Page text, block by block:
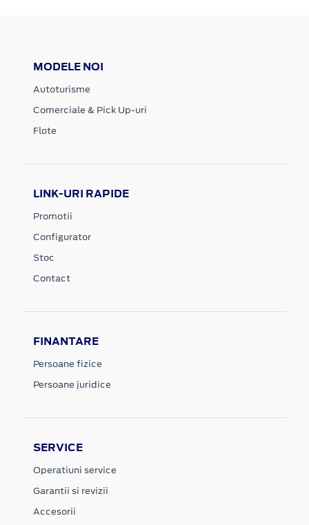
MODELE NOI
Autoturisme
Comerciale & Pick Up-uri
Flote
LINK-URI RAPIDE
Promotii
Configurator
Stoc
Contact
FINANTARE
Persoane fizice
Persoane juridice
SERVICE
Operatiuni service
Garantii si revizii
Accesorii